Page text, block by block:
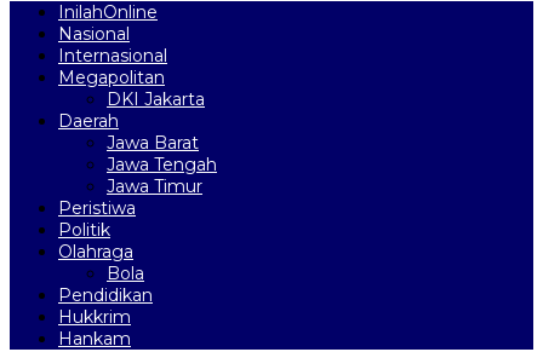
InilahOnline
Nasional
Internasional
Megapolitan
DKI Jakarta
Daerah
Jawa Barat
Jawa Tengah
Jawa Timur
Peristiwa
Politik
Olahraga
Bola
Pendidikan
Hukkrim
Hankam